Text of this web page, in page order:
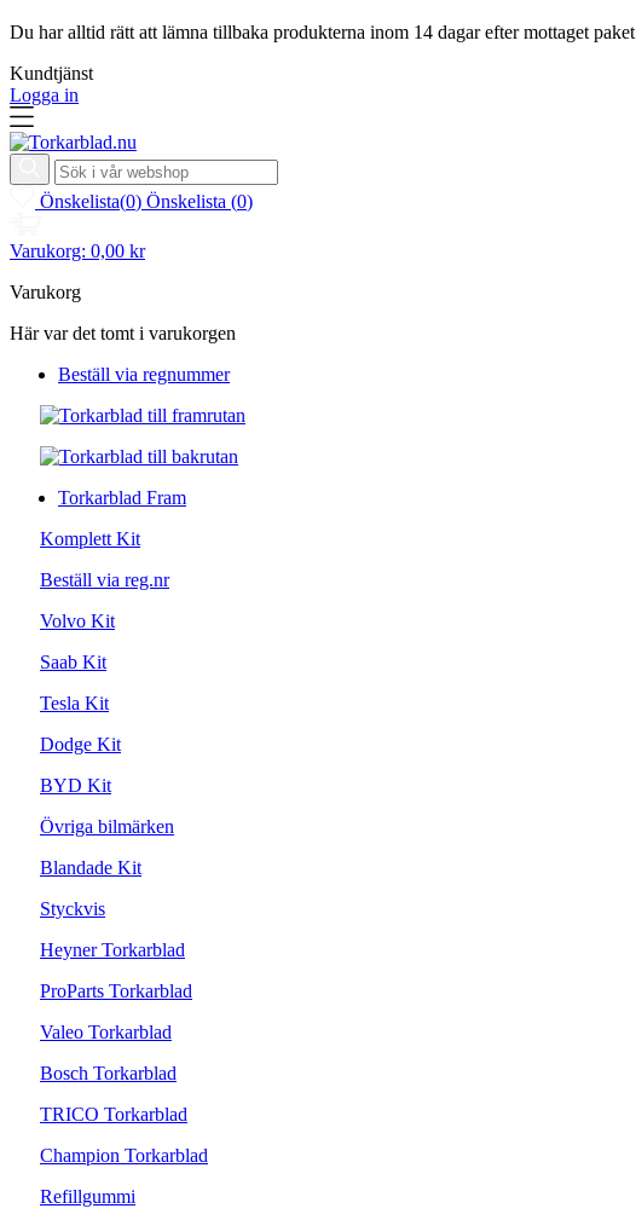
Du har alltid rätt att lämna tillbaka produkterna inom 14 dagar efter mottaget paket
Kundtjänst
Logga in
Önskelista(0) Önskelista (0)
Varukorg: 0,00 kr
Varukorg
Här var det tomt i varukorgen
Beställ via regnummer
Torkarblad Fram
Komplett Kit
Beställ via reg.nr
Volvo Kit
Saab Kit
Tesla Kit
Dodge Kit
BYD Kit
Övriga bilmärken
Blandade Kit
Styckvis
Heyner Torkarblad
ProParts Torkarblad
Valeo Torkarblad
Bosch Torkarblad
TRICO Torkarblad
Champion Torkarblad
Refillgummi